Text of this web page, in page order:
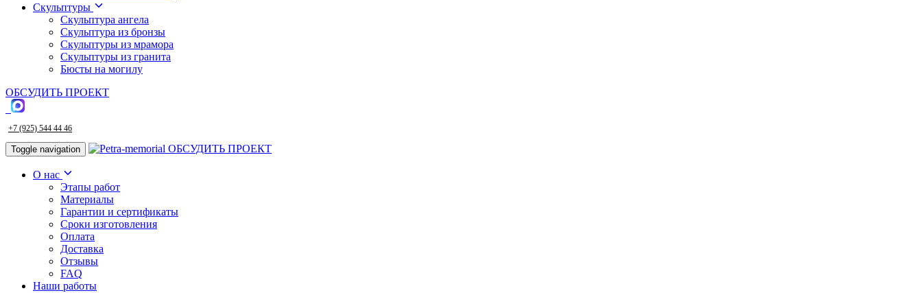
Скульптуры
Скульптура ангела
Скульптура из бронзы
Скульптуры из мрамора
Скульптуры из гранита
Бюсты на могилу
ОБСУДИТЬ ПРОЕКТ
+7 (925) 544 44 46
Toggle navigation ОБСУДИТЬ ПРОЕКТ
О нас
Этапы работ
Материалы
Гарантии и сертификаты
Сроки изготовления
Оплата
Доставка
Отзывы
FAQ
Наши работы